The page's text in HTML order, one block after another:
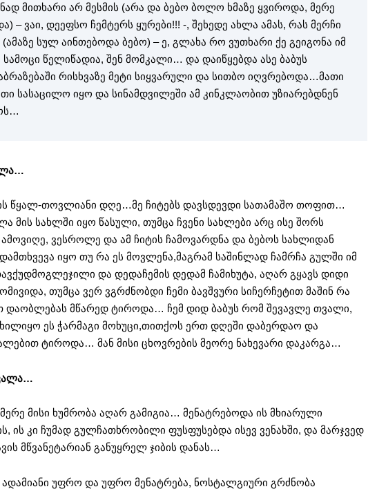
მითხარი არ მესმის (არა და ბებო ბოლო ხმაზე ყვიროდა, მერე
– ვაი, დეეფსო ჩემტერს ყურები!!! -, შეხედე ახლა ამას, რას მერჩი
სულ აინთებოდა ბებო) – ე, გლახა რო ვუთხარი ქე გეიგონა იმ
სამოცი წელიწადია, შენ მომკალი… და დაიწყებდა ასე ბაბუს
რისხვაზე მეტი სიყვარული და სითბო იღვრებოდა…მათი
სასაცილო იყო და სინამდვილეში ამ კინკლაობით უზიარებდნენ
წყალ-თოვლიანი დღე…მე ჩიტებს დავსდევდი სათამაშო თოფით…
მის სახლში იყო წასული, თუმცა ჩვენი სახლები არც ისე შორს
ვესროლე და ამ ჩიტის ჩამოვარდნა და ბებოს სახლიდან
იყო თუ რა ეს მოვლენა,მაგრამ საშინლად ჩამრჩა გულში იმ
და დედაჩემის დედამ ჩამიხუტა, აღარ გყავს დიდი
თუმცა ვერ ვგრძნობდი ჩემი ბავშვური სიჩერჩეტით მაშინ რა
დაობლებას მწარედ ტიროდა… ჩემ დიდ ბაბუს რომ შევავლე თვალი,
ეს ჭარმაგი მოხუცი,თითქოს ერთ დღეში დაბერდაო და
ტიროდა… მან მისი ცხოვრების მეორე ნახევარი დაკარგა…
მისი ხუმრობა აღარ გამიგია… მენატრებოდა ის მხიარული
ის კი ჩუმად გულჩათხრობილი ფუსფუსებდა ისევ ვენახში, და მარჯვედ
მწვანეტარიან განუყრელ ჯიბის დანას…
უფრო და უფრო მენატრება, ნოსტალგიური გრძნობა